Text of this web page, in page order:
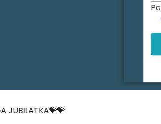
JUBILATKA💝💝